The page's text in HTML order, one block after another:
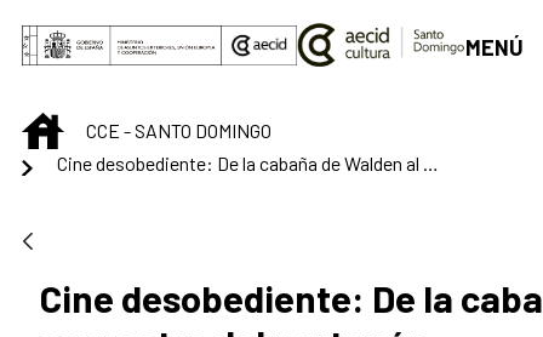
Saltar al contenido principal
MENÚ
INICIOCCE - SANTO DOMINGO
Cine desobediente: De la cabaña de Walden al secuestro del partenón
Cine desobediente: De la